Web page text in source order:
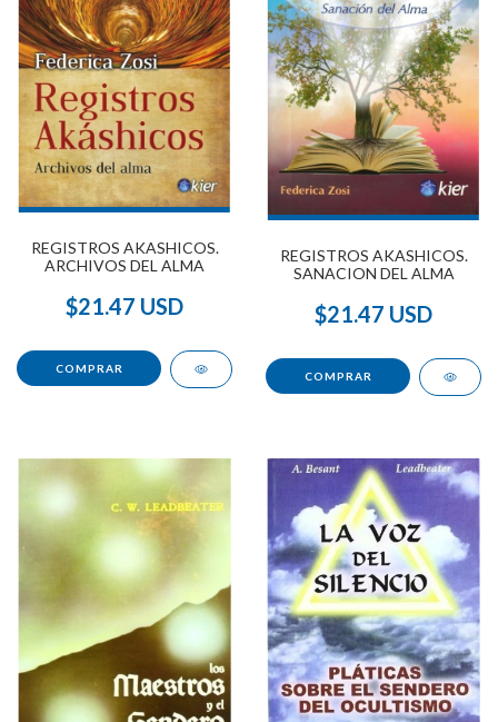
REGISTROS AKASHICOS.
ARCHIVOS DEL ALMA
$21.47 USD
REGISTROS AKASHICOS.
SANACION DEL ALMA
$21.47 USD